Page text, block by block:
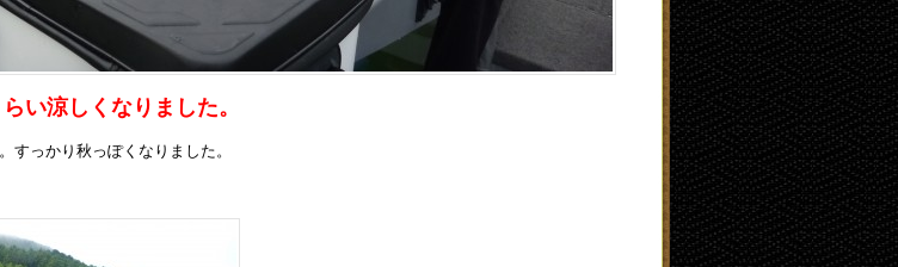
い涼しくなりました。
すっかり秋っぽくなりました。